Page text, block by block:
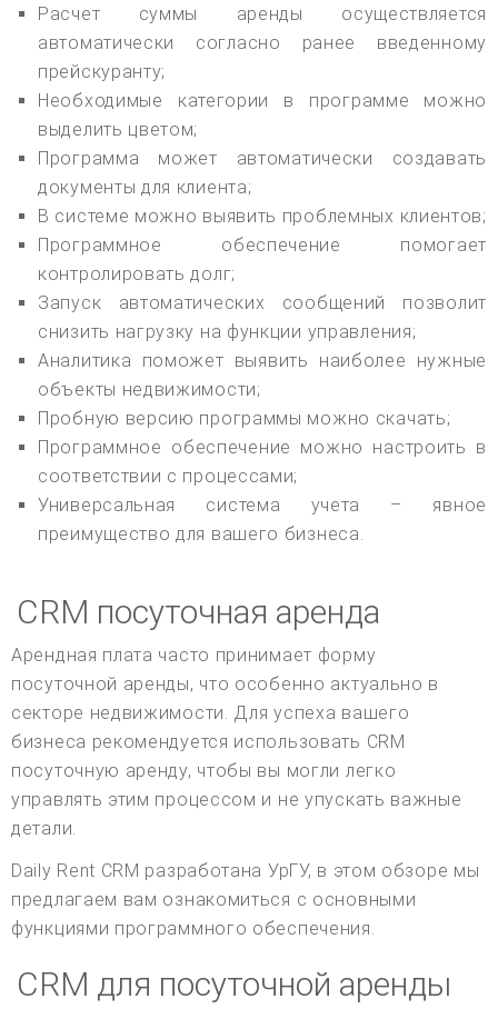
Расчет суммы аренды осуществляется
автоматически согласно ранее введенному
прейскуранту;
Необходимые категории в программе можно
выделить цветом;
Программа может автоматически создавать
документы для клиента;
В системе можно выявить проблемных клиентов;
Программное обеспечение помогает
контролировать долг;
Запуск автоматических сообщений позволит
снизить нагрузку на функции управления;
Аналитика поможет выявить наиболее нужные
объекты недвижимости;
Пробную версию программы можно скачать;
Программное обеспечение можно настроить в
соответствии с процессами;
Универсальная система учета – явное
преимущество для вашего бизнеса.
CRM посуточная аренда
Арендная плата часто принимает форму
посуточной аренды, что особенно актуально в
секторе недвижимости. Для успеха вашего
бизнеса рекомендуется использовать CRM
посуточную аренду, чтобы вы могли легко
управлять этим процессом и не упускать важные
детали.
Daily Rent CRM разработана УрГУ, в этом обзоре мы
предлагаем вам ознакомиться с основными
функциями программного обеспечения.
CRM для посуточной аренды